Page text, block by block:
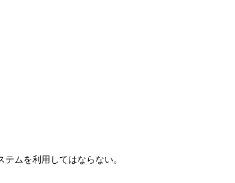
ムを利用してはならない。